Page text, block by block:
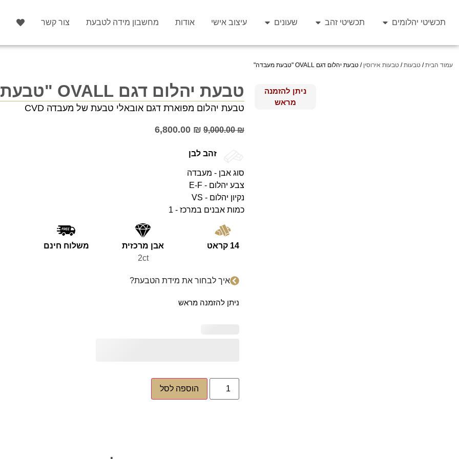
תכשיטי יהלומים תכשיטי זהב שעונים עיצוב אישי אודות מחשבון מידה לטבעת צור קשר
עמוד הבית/ טבעות/ טבעות אירוסין / טבעת יהלום דגם OVALL "טבעת מעבדה"
ניתן להזמנה
מראש
טבעת יהלום דגם OVALL "טבעת מעבדה"
טבעת יהלום מפוארת דגם אובאלי טבעת של מעבדה CVD
9,000.00₪
6,800.00 ₪
זהב לבן
סוג אבן - מעבדה
צבע יהלום - E-F
נקיון יהלום - VS
כמות אבנים במרכז - 1
14 קראט
אבן מרכזית
2ct
משלוח חינם
איך לבחור את מידת הטבעת?
ניתן להזמנה מראש
הוספה לסל